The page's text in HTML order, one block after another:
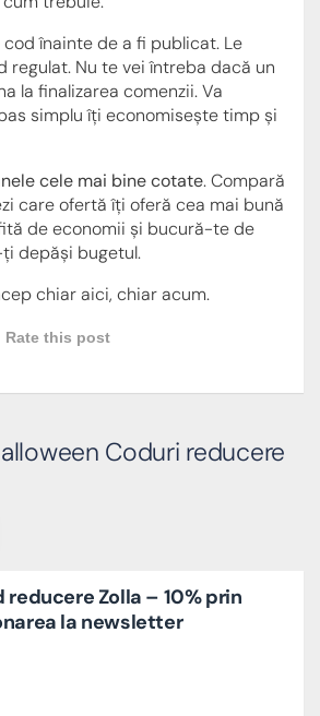
înainte de a fi publicat. Le
regulat. Nu te vei întreba dacă un
la finalizarea comenzii. Va
simplu îți economisește timp și
cele mai bine cotate. Compară
care ofertă îți oferă cea mai bună
de economii și bucură-te de
depăși bugetul.
chiar aici, chiar acum.
Rate this post
Coduri reducere
reducere Zolla – 10% prin
la newsletter